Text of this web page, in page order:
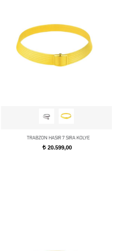
TRABZON HASIR 7 SIRA KOLYE
t20.599,00